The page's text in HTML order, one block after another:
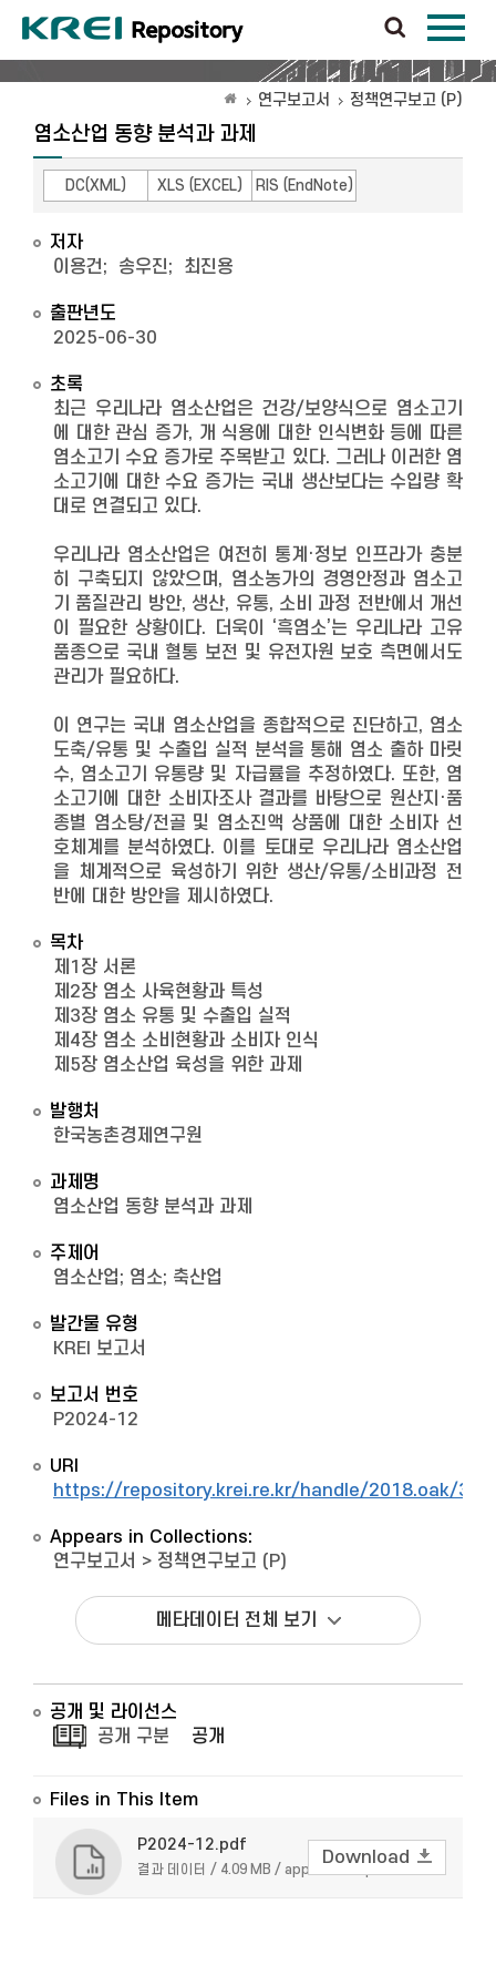
연구보고서 정책연구보고 (P)
염소산업 동향 분석과 과제
DC(XML) XLS (EXCEL) RIS (EndNote)
저자
이용건; 송우진; 최진용
출판년도
2025-06-30
초록
최근 우리나라 염소산업은 건강/보양식으로 염소고기
에 대한 관심 증가, 개 식용에 대한 인식변화 등에 따른
염소고기 수요 증가로 주목받고 있다. 그러나 이러한 염
소고기에 대한 수요 증가는 국내 생산보다는 수입량 확
대로 연결되고 있다.
우리나라 염소산업은 여전히 통계·정보 인프라가 충분
히 구축되지 않았으며, 염소농가의 경영안정과 염소고
기 품질관리 방안, 생산, 유통, 소비 과정 전반에서 개선
이 필요한 상황이다. 더욱이 ‘흑염소’는 우리나라 고유
품종으로 국내 혈통 보전 및 유전자원 보호 측면에서도
관리가 필요하다.
이 연구는 국내 염소산업을 종합적으로 진단하고, 염소
도축/유통 및 수출입 실적 분석을 통해 염소 출하 마릿
수, 염소고기 유통량 및 자급률을 추정하였다. 또한, 염
소고기에 대한 소비자조사 결과를 바탕으로 원산지·품
종별 염소탕/전골 및 염소진액 상품에 대한 소비자 선
호체계를 분석하였다. 이를 토대로 우리나라 염소산업
을 체계적으로 육성하기 위한 생산/유통/소비과정 전
반에 대한 방안을 제시하였다.
목차
제1장 서론
제2장 염소 사육현황과 특성
제3장 염소 유통 및 수출입 실적
제4장 염소 소비현황과 소비자 인식
제5장 염소산업 육성을 위한 과제
발행처
한국농촌경제연구원
과제명
염소산업 동향 분석과 과제
주제어
염소산업; 염소; 축산업
발간물 유형
KREI 보고서
보고서 번호
P2024-12
URI
https://repository.krei.re.kr/handle/2018.oak/
Appears in Collections:
연구보고서 > 정책연구보고 (P)
메타데이터 전체 보기
공개 및 라이선스
공개 구분
공개
Files in This Item
P2024-12.pdf
결과 데이터 / 4.09 MB / application/pdf
Download